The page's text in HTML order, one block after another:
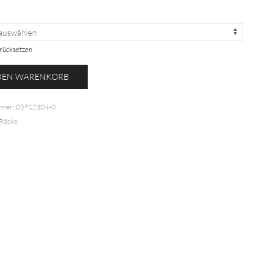
WARENKORB
05FS2304-0
Röcke